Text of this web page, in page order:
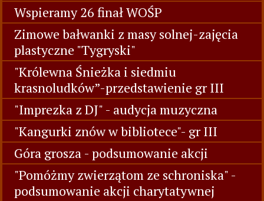
Wspieramy 26 finał WOŚP
Zimowe bałwanki z masy solnej-zajęcia
plastyczne "Tygryski"
"Królewna Śnieżka i siedmiu
krasnoludków”-przedstawienie gr III
"Imprezka z DJ" - audycja muzyczna
"Kangurki znów w bibliotece"- gr III
Góra grosza - podsumowanie akcji
"Pomóżmy zwierzątom ze schroniska" -
podsumowanie akcji charytatywnej